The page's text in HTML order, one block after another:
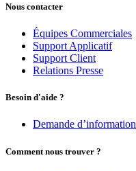
Nous contacter
Équipes Commerciales
Support Applicatif
Support Client
Relations Presse
Besoin d'aide ?
Demande d’information
Comment nous trouver ?